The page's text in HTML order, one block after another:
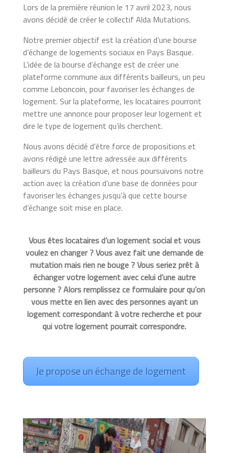
Lors de la première réunion le 17 avril 2023, nous
avons décidé de créer le collectif Alda Mutations.
Notre premier objectif est la création d’une bourse
d’échange de logements sociaux en Pays Basque.
L’idée de la bourse d’échange est de créer une
plateforme commune aux différents bailleurs, un peu
comme Leboncoin, pour favoriser les échanges de
logement. Sur la plateforme, les locataires pourront
mettre une annonce pour proposer leur logement et
dire le type de logement qu’ils cherchent.
Nous avons décidé d’être force de propositions et
avons rédigé une lettre adressée aux différents
bailleurs du Pays Basque, et nous poursuivons notre
action avec la création d’une base de données pour
favoriser les échanges jusqu’à que cette bourse
d’échange soit mise en place.
Vous êtes locataires d’un logement social et vous
voulez en changer ? Vous avez fait une demande de
mutation mais rien ne bouge ? Vous seriez prêt à
échanger votre logement avec celui d’une autre
personne ? Alors remplissez ce formulaire pour qu’on
vous mette en lien avec des personnes ayant un
logement correspondant à votre recherche et pour
qui votre logement pourrait correspondre.
Je propose un échange de logement